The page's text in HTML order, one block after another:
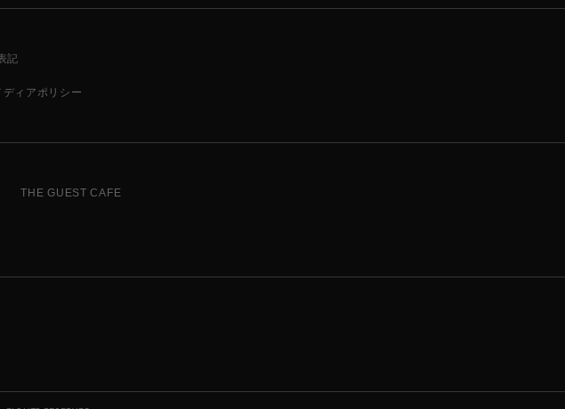
記
ディアポリシー
THE GUEST CAFE